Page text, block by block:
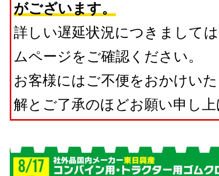
がございます。
詳しい遅延状況につきまして
ムページをご確認ください。
お客様にはご不便をおかけい
解とご了承のほどお願い申し